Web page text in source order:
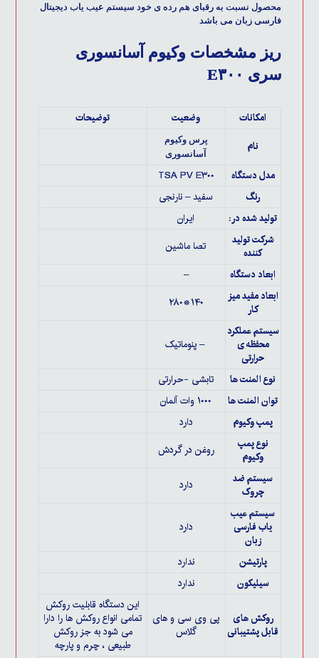
محصول نسبت به رقبای هم رده ی خود سیستم عیب یاب دیجیتال
فارسی زبان می باشد
ریز مشخصات وکیوم آسانسوری
سری E۳۰۰
امکانات وضعیت
توضیحات
نام
پرس وکیوم
آسانسوری
مدل دستگاه
TSA PV E۳۰۰
رنگ
سفید – نارنجی
تولید شده در :
ایران
شرکت تولید
کننده
تصا ماشین
ابعاد دستگاه
–
ابعاد مفید میز
کار
۱۴۰*۲۸۰
سیستم عملکرد
محفظه ی
حرارتی
– پنوماتیک
نوع المنت ها
تابشی -حرارتی
توان المنت ها
۱۰۰۰ وات آلمان
پمپ وکیوم
دارد
نوع پمپ
وکیوم
روغن در گردش
سیستم ضد
چروک
دارد
سیستم عیب
یاب فارسی
زبان
دارد
پارتیشن
ندارد
سیلیکون
ندارد
روکش های
قابل پشتیبانی
پی وی سی و های
گلاس
این دستگاه قابلیت روکش
تمامی انواع روکش ها را دارا
می شود به جز روکش
طبیعی ، چرم و پارچه